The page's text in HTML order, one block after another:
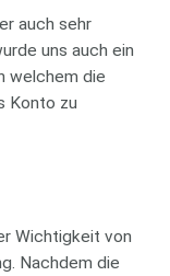
auch sehr
uns auch ein
welchem die
Konto zu
Wichtigkeit von
Nachdem die